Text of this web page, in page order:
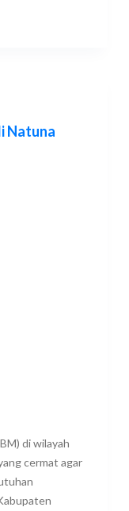
Natuna
di wilayah
cermat agar